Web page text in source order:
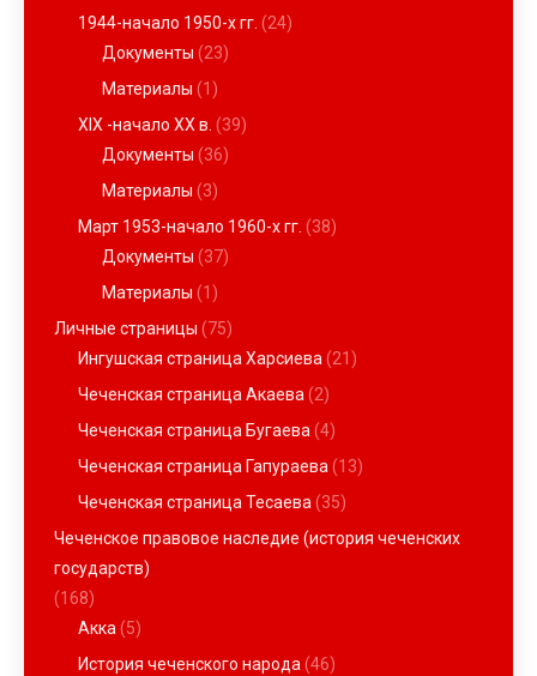
1944-начало 1950-х гг. (24)
Документы (23)
Материалы (1)
XIX -начало ХХ в. (39)
Документы (36)
Материалы (3)
Март 1953-начало 1960-х гг. (38)
Документы (37)
Материалы (1)
Личные страницы (75)
Ингушская страница Харсиева (21)
Чеченская страница Акаева (2)
Чеченская страница Бугаева (4)
Чеченская страница Гапураева (13)
Чеченская страница Тесаева (35)
Чеченское правовое наследие (история чеченских
государств)
(168)
Акка (5)
История чеченского народа (46)